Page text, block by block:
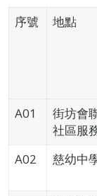
序號
地點
A01
街坊會
社區服
A02
慈幼中